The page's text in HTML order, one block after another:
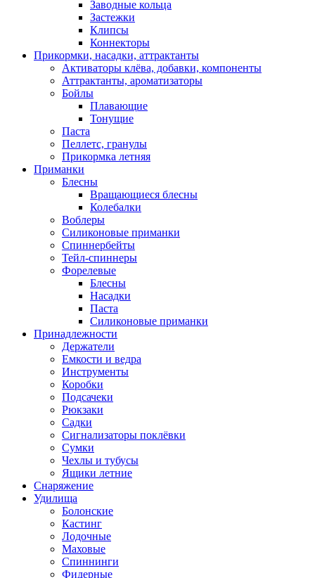
Заводные кольца
Застежки
Клипсы
Коннекторы
Прикормки, насадки, аттрактанты
Активаторы клёва, добавки, компоненты
Аттрактанты, ароматизаторы
Бойлы
Плавающие
Тонущие
Паста
Пеллетс, гранулы
Прикормка летняя
Приманки
Блесны
Вращающиеся блесны
Колебалки
Воблеры
Силиконовые приманки
Спиннербейты
Тейл-спиннеры
Форелевые
Блесны
Насадки
Паста
Силиконовые приманки
Принадлежности
Держатели
Емкости и ведра
Инструменты
Коробки
Подсачеки
Рюкзаки
Садки
Сигнализаторы поклёвки
Сумки
Чехлы и тубусы
Ящики летние
Снаряжение
Удилища
Болонские
Кастинг
Лодочные
Маховые
Спиннинги
Фидерные